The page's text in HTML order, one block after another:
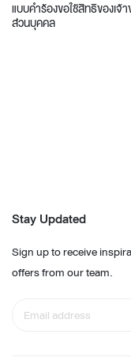
แบบคำร้องขอใช้สิทธิของเจ้
ส่วนบุคคล
Stay Updated
Sign up to receive
offers from our team.